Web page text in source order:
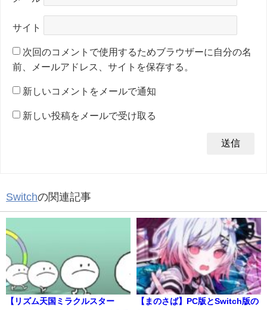
サイト
次回のコメントで使用するためブラウザーに自分の名
前、メールアドレス、サイトを保存する。
新しいコメントをメールで通知
新しい投稿をメールで受け取る
Switchの関連記事
【リズム天国ミラクルスター
【まのさば】PC版とSwitch版の